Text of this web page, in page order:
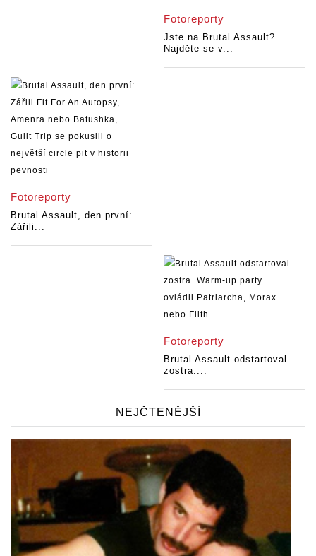
Fotoreporty
Jste na Brutal Assault?
Najděte se v...
Fotoreporty
Brutal Assault, den první:
Zářili...
Fotoreporty
Brutal Assault odstartoval
zostra....
NEJČTENĚJŠÍ